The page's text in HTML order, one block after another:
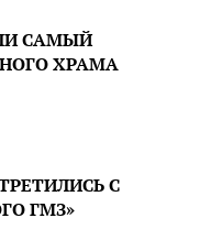
САМЫЙ
ХРАМА
С
ГМЗ»